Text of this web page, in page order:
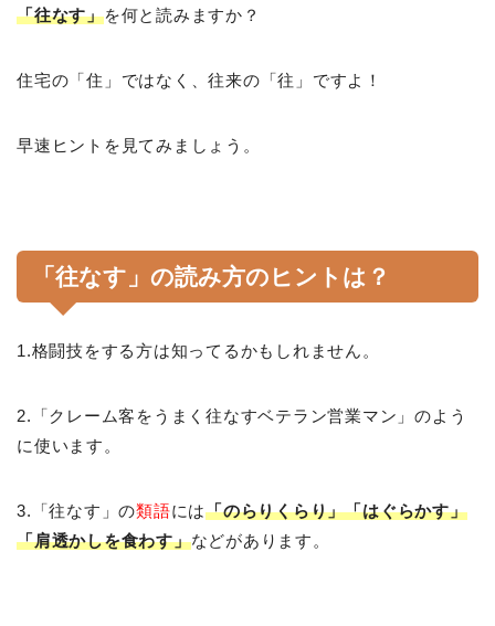
「往なす」を何と読みますか？
住宅の「住」ではなく、往来の「往」ですよ！
早速ヒントを見てみましょう。
「往なす」の読み方のヒントは？
1.格闘技をする方は知ってるかもしれません。
2.「クレーム客をうまく往なすベテラン営業マン」のよう
に使います。
3.「往なす」の類語には「のらりくらり」「はぐらかす」
「肩透かしを食わす」などがあります。